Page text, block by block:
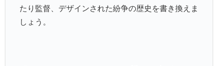
たり監督、デザインされた紛争の歴史を書き換えま
しょう。